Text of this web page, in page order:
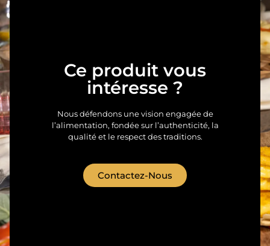
Ce produit vous
intéresse ?
Nous défendons une vision engagée de
l’alimentation, fondée sur l’authenticité, la
qualité et le respect des traditions.
Contactez-Nous